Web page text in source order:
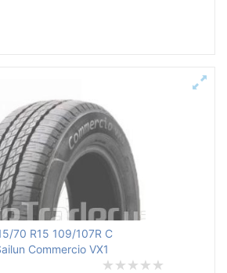
70 R15 109/107R C
Commercio VX1